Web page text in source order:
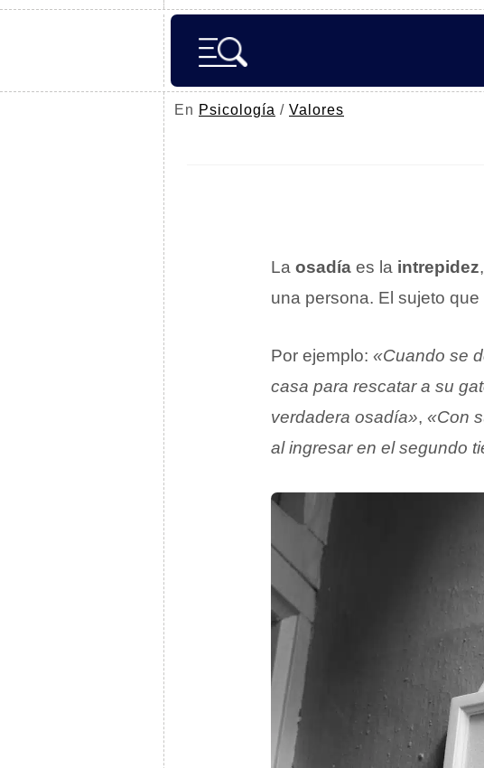
En Psicología / Valores
La osadía es la intrepidez
una persona. El sujeto
Por ejemplo: «Cuando se
casa para rescatar a su
verdadera osadía», «Con
al ingresar en el segundo